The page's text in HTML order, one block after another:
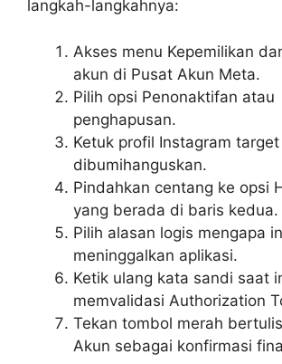
langkah-langkahnya:
Akses menu Kepemilikan
akun di Pusat Akun Meta.
Pilih opsi Penonaktifan atau
penghapusan.
Ketuk profil Instagram
dibumihanguskan.
Pindahkan centang ke opsi
yang berada di baris kedua.
Pilih alasan logis mengapa
meninggalkan aplikasi.
Ketik ulang kata sandi saat
memvalidasi Authorization
Tekan tombol merah
Akun sebagai konfirmasi